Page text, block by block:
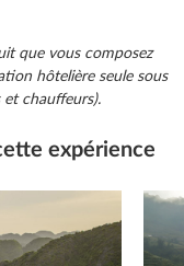
que vous composez
hôtelière seule sous
et chauffeurs).
expérience